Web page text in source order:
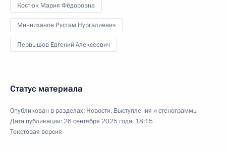
Костюк Мария Фёдоровна
Минниханов Рустам Нургалиевич
Первышов Евгений Алексеевич
Статус материала
Опубликован в разделах: Новости, Выступления и стенограммы
Дата публикации:26 сентября 2025 года, 18:15
Текстовая версия